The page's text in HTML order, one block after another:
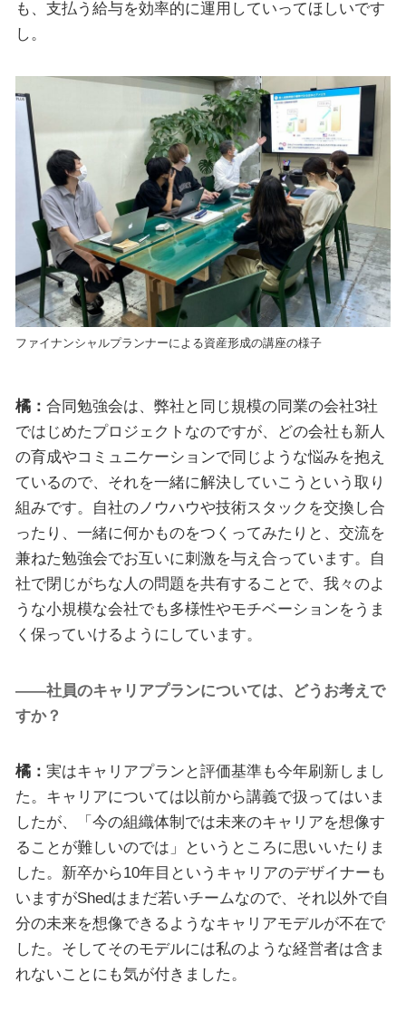
も、支払う給与を効率的に運用していってほしいです
し。
ファイナンシャルプランナーによる資産形成の講座の様子
橘： 合同勉強会は、弊社と同じ規模の同業の会社3社
ではじめたプロジェクトなのですが、どの会社も新人
の育成やコミュニケーションで同じような悩みを抱え
ているので、それを一緒に解決していこうという取り
組みです。自社のノウハウや技術スタックを交換し合
ったり、一緒に何かものをつくってみたりと、交流を
兼ねた勉強会でお互いに刺激を与え合っています。自
社で閉じがちな人の問題を共有することで、我々のよ
うな小規模な会社でも多様性やモチベーションをうま
く保っていけるようにしています。
――社員のキャリアプランについては、どうお考えで
すか？
橘： 実はキャリアプランと評価基準も今年刷新しまし
た。キャリアについては以前から講義で扱ってはいま
したが、「今の組織体制では未来のキャリアを想像す
ることが難しいのでは」というところに思いいたりま
した。新卒から10年目というキャリアのデザイナーも
いますがShedはまだ若いチームなので、それ以外で自
分の未来を想像できるようなキャリアモデルが不在で
した。そしてそのモデルには私のような経営者は含ま
れないことにも気が付きました。